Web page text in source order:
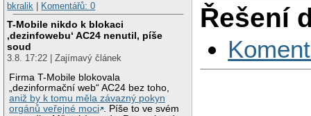
bkralik
Komentářů: 0
T-Mobile nikdo k blokaci
‚dezinfowebu‘ AC24 nenutil, píše
soud
3.8. 17:22 | Zajímavý článek
Firma T-Mobile blokovala
„dezinformační web“ AC24 bez toho,
aniž by k tomu měla závazný pokyn
orgánů veřejné moci . Píše to ve svém
Řešení